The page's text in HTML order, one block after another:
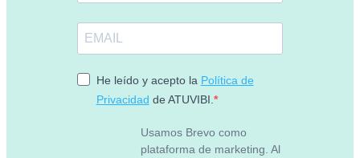
He leído y acepto la Política de
Privacidad de ATUVIBI.
Usamos Brevo como
plataforma de marketing. Al